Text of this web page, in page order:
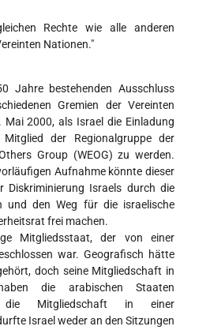
Rechte wie alle anderen
Nationen."
Jahre bestehenden Ausschluss
Gremien der Vereinten
2000, als Israel die Einladung
der Regionalgruppe der
Group (WEOG) zu werden.
Aufnahme könnte dieser
Diskriminierung Israels durch die
und den Weg für die israelische
frei machen.
Mitgliedsstaat, der von einer
war. Geografisch hätte
doch seine Mitgliedschaft in
die arabischen Staaten
die Mitgliedschaft in einer
Israel weder an den Sitzungen